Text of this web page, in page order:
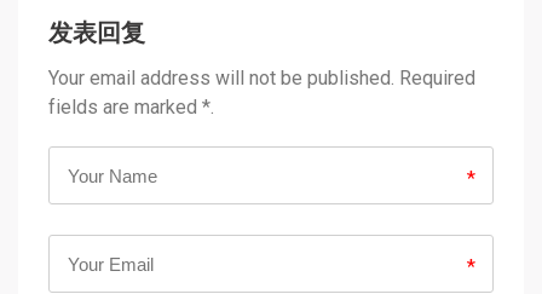
发表回复
Your email address will not be published. Required
fields are marked *.
*
*